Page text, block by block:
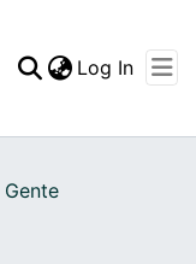
Log In
Gente